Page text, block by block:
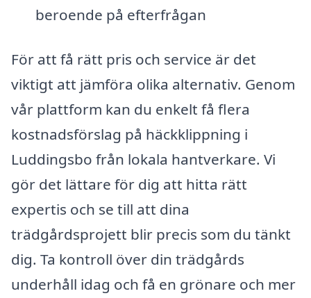
beroende på efterfrågan
För att få rätt pris och service är det
viktigt att jämföra olika alternativ. Genom
vår plattform kan du enkelt få flera
kostnadsförslag på häckklippning i
Luddingsbo från lokala hantverkare. Vi
gör det lättare för dig att hitta rätt
expertis och se till att dina
trädgårdsprojett blir precis som du tänkt
dig. Ta kontroll över din trädgårds
underhåll idag och få en grönare och mer